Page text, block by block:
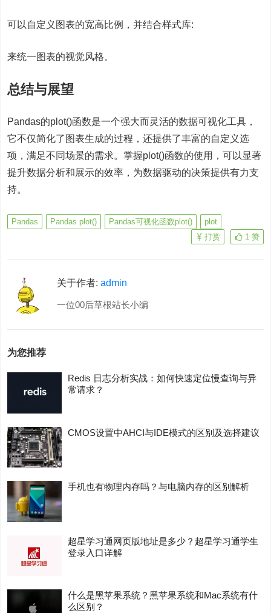
可以自定义图表的宽高比例，并结合样式库:
来统一图表的视觉风格。
总结与展望
Pandas的plot()函数是一个强大而灵活的数据可视化工具，
它不仅简化了图表生成的过程，还提供了丰富的自定义选
项，满足不同场景的需求。掌握plot()函数的使用，可以显著
提升数据分析和展示的效率，为数据驱动的决策提供有力支
持。
Pandas Pandas plot() Pandas可视化函数plot()
plot
1 赞
打赏
关于作者:admin
一位00后草根站长小编
为您推荐
Redis 日志分析实战：如何快速定位慢查询与异
常请求？
CMOS设置中AHCI与IDE模式的区别及选择建议
手机也有物理内存吗？与电脑内存的区别解析
超星学习通网页版地址是多少？超星学习通学生
登录入口详解
什么是黑苹果系统？黑苹果系统和Mac系统有什
么区别？